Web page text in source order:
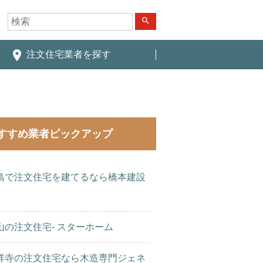
search
place 注文住宅業者を探す
すめ業者ピックアップ
で注文住宅を建てるなら橋本建設
の注文住宅- スターホーム
寺の注文住宅なら木造専門ジェネ